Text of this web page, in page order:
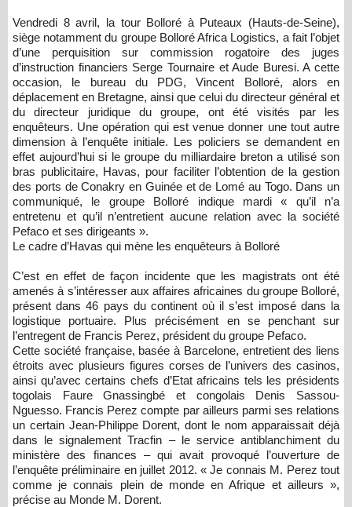
Vendredi 8 avril, la tour Bolloré à Puteaux (Hauts-de-Seine),
siège notamment du groupe Bolloré Africa Logistics, a fait l’objet
d’une perquisition sur commission rogatoire des juges
d’instruction financiers Serge Tournaire et Aude Buresi. A cette
occasion, le bureau du PDG, Vincent Bolloré, alors en
déplacement en Bretagne, ainsi que celui du directeur général et
du directeur juridique du groupe, ont été visités par les
enquêteurs. Une opération qui est venue donner une tout autre
dimension à l’enquête initiale. Les policiers se demandent en
effet aujourd’hui si le groupe du milliardaire breton a utilisé son
bras publicitaire, Havas, pour faciliter l’obtention de la gestion
des ports de Conakry en Guinée et de Lomé au Togo. Dans un
communiqué, le groupe Bolloré indique mardi « qu’il n’a
entretenu et qu’il n’entretient aucune relation avec la société
Pefaco et ses dirigeants ».
Le cadre d’Havas qui mène les enquêteurs à Bolloré
C’est en effet de façon incidente que les magistrats ont été
amenés à s’intéresser aux affaires africaines du groupe Bolloré,
présent dans 46 pays du continent où il s’est imposé dans la
logistique portuaire. Plus précisément en se penchant sur
l’entregent de Francis Perez, président du groupe Pefaco.
Cette société française, basée à Barcelone, entretient des liens
étroits avec plusieurs figures corses de l’univers des casinos,
ainsi qu’avec certains chefs d’Etat africains tels les présidents
togolais Faure Gnassingbé et congolais Denis Sassou-
Nguesso. Francis Perez compte par ailleurs parmi ses relations
un certain Jean-Philippe Dorent, dont le nom apparaissait déjà
dans le signalement Tracfin – le service antiblanchiment du
ministère des finances – qui avait provoqué l’ouverture de
l’enquête préliminaire en juillet 2012. « Je connais M. Perez tout
comme je connais plein de monde en Afrique et ailleurs »,
précise au Monde M. Dorent.